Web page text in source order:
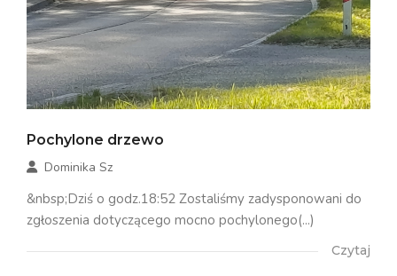
Pochylone drzewo
Dominika Sz
&nbsp;Dziś o godz.18:52 Zostaliśmy zadysponowani do
zgłoszenia dotyczącego mocno pochylonego(...)
Czytaj